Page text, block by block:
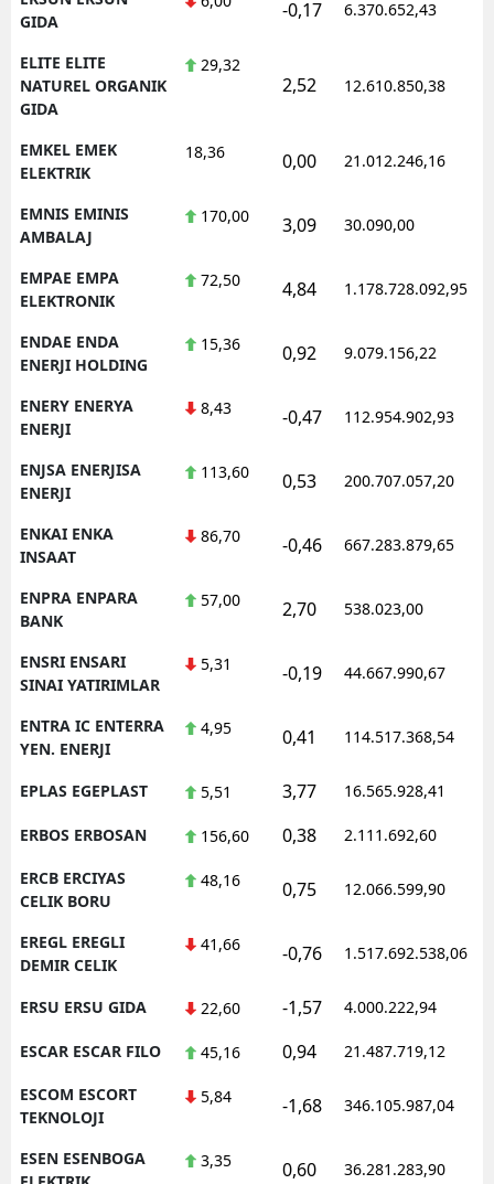
GIDA
-0,17 6.370.652,43
ELITE ELITE
NATUREL ORGANIK
GIDA
29,32
2,52 12.610.850,38
EMKEL EMEK
ELEKTRIK
18,36 0,00 21.012.246,16
EMNIS EMINIS
AMBALAJ
170,00 3,09 30.090,00
EMPAE EMPA
ELEKTRONIK
72,50 4,84 1.178.728.092,95
ENDAE ENDA
ENERJI HOLDING
15,36 0,92 9.079.156,22
ENERY ENERYA
ENERJI
8,43 -0,47 112.954.902,93
ENJSA ENERJISA
ENERJI
113,60 0,53 200.707.057,20
ENKAI ENKA
INSAAT
86,70 -0,46 667.283.879,65
ENPRA ENPARA
BANK
57,00 2,70 538.023,00
ENSRI ENSARI
SINAI YATIRIMLAR
5,31 -0,19 44.667.990,67
ENTRA IC ENTERRA
YEN. ENERJI
4,95 0,41 114.517.368,54
EPLAS EGEPLAST 5,51 3,77 16.565.928,41
ERBOS ERBOSAN 156,60 0,38 2.111.692,60
ERCB ERCIYAS
CELIK BORU
48,16 0,75 12.066.599,90
EREGL EREGLI
DEMIR CELIK
41,66 -0,76 1.517.692.538,06
ERSU ERSU GIDA 22,60 -1,57 4.000.222,94
ESCAR ESCAR FILO 45,16 0,94 21.487.719,12
ESCOM ESCORT
TEKNOLOJI
5,84 -1,68 346.105.987,04
ESEN ESENBOGA
3,35 0,60 36.281.283,90